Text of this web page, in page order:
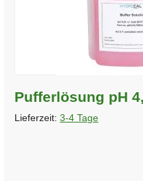
Pufferlösung pH
Lieferzeit: 3-4 Tage